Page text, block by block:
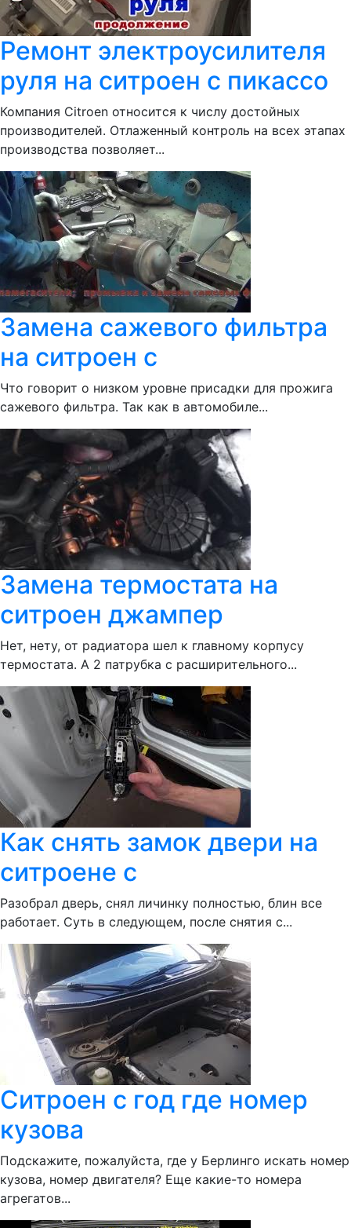
Ремонт электроусилителя
руля на ситроен с пикассо
Компания Citroen относится к числу достойных
производителей. Отлаженный контроль на всех этапах
производства позволяет...
Замена сажевого фильтра
на ситроен с
Что говорит о низком уровне присадки для прожига
сажевого фильтра. Так как в автомобиле...
Замена термостата на
ситроен джампер
Нет, нету, от радиатора шел к главному корпусу
термостата. А 2 патрубка с расширительного...
Как снять замок двери на
ситроене с
Разобрал дверь, снял личинку полностью, блин все
работает. Суть в следующем, после снятия с...
Ситроен с год где номер
кузова
Подскажите, пожалуйста, где у Берлинго искать номер
кузова, номер двигателя? Еще какие-то номера
агрегатов...